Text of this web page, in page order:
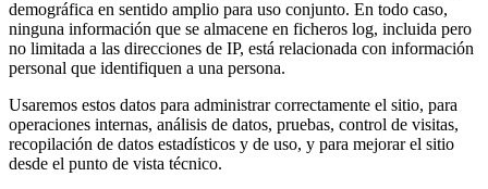
demográfica en sentido amplio para uso conjunto. En todo caso,
ninguna información que se almacene en ficheros log, incluida pero
no limitada a las direcciones de IP, está relacionada con información
personal que identifiquen a una persona.
Usaremos estos datos para administrar correctamente el sitio, para
operaciones internas, análisis de datos, pruebas, control de visitas,
recopilación de datos estadísticos y de uso, y para mejorar el sitio
desde el punto de vista técnico.